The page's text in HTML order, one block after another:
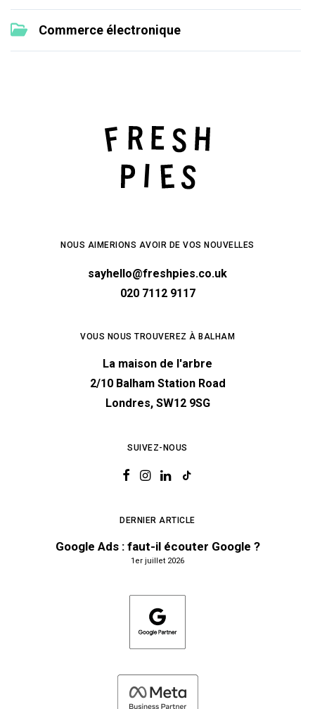
Commerce électronique
NOUS AIMERIONS AVOIR DE VOS NOUVELLES
sayhello@freshpies.co.uk
020 7112 9117
VOUS NOUS TROUVEREZ À BALHAM
La maison de l'arbre
2/10 Balham Station Road
Londres, SW12 9SG
SUIVEZ-NOUS
DERNIER ARTICLE
Google Ads : faut-il écouter Google ?
1er juillet 2026